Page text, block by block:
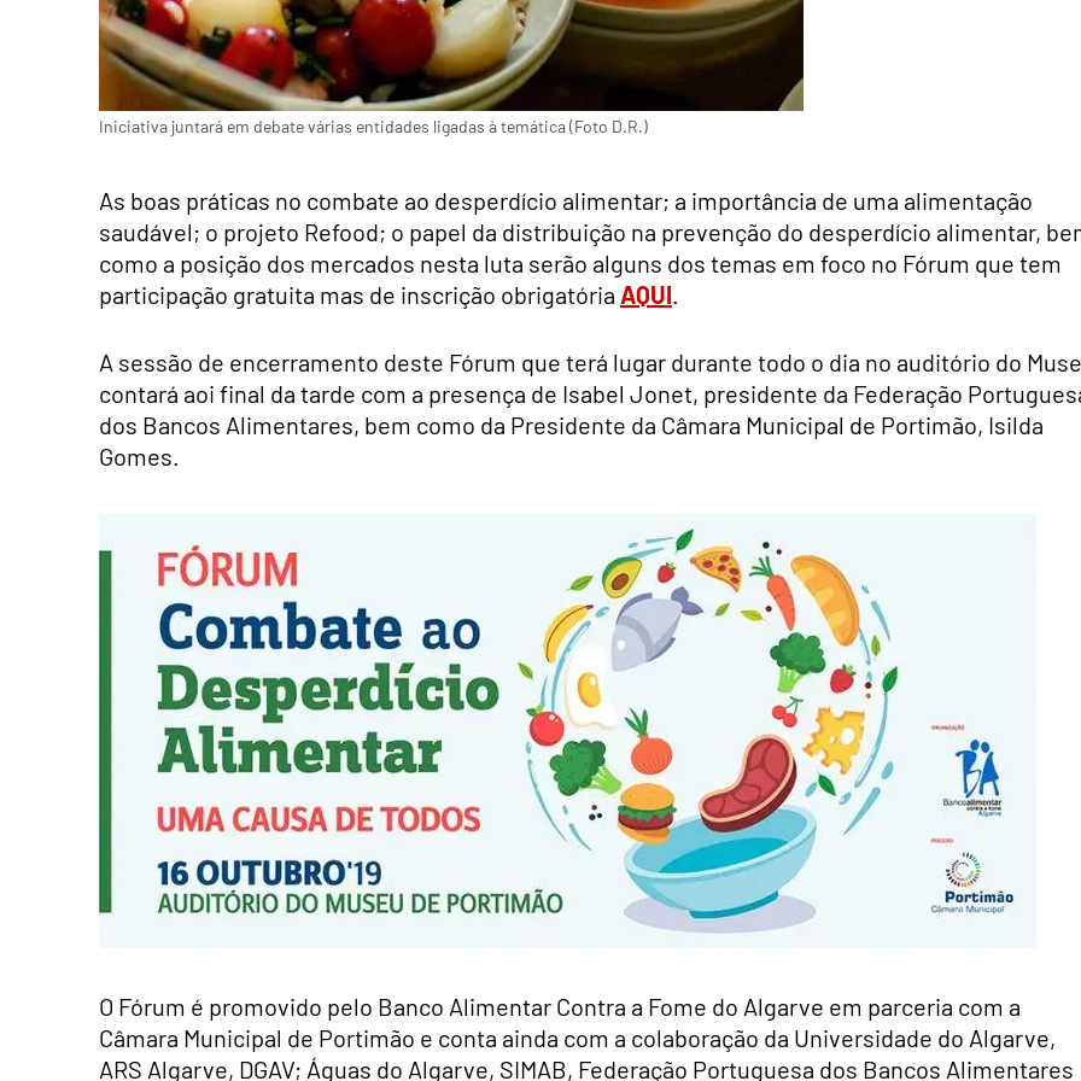
Iniciativa juntará em debate várias entidades ligadas à temática (Foto D.R.)
As boas práticas no combate ao desperdício alimentar; a importância de uma alimentação
saudável; o projeto Refood; o papel da distribuição na prevenção do desperdício alimentar,
como a posição dos mercados nesta luta serão alguns dos temas em foco no Fórum que tem
participação gratuita mas de inscrição obrigatória AQUI.
A sessão de encerramento deste Fórum que terá lugar durante todo o dia no auditório do
contará aoi final da tarde com a presença de Isabel Jonet, presidente da Federação
dos Bancos Alimentares, bem como da Presidente da Câmara Municipal de Portimão, Isilda
Gomes.
O Fórum é promovido pelo Banco Alimentar Contra a Fome do Algarve em parceria com a
Câmara Municipal de Portimão e conta ainda com a colaboração da Universidade do Algarve,
ARS Algarve, DGAV; Águas do Algarve, SIMAB, Federação Portuguesa dos Bancos Alimentares